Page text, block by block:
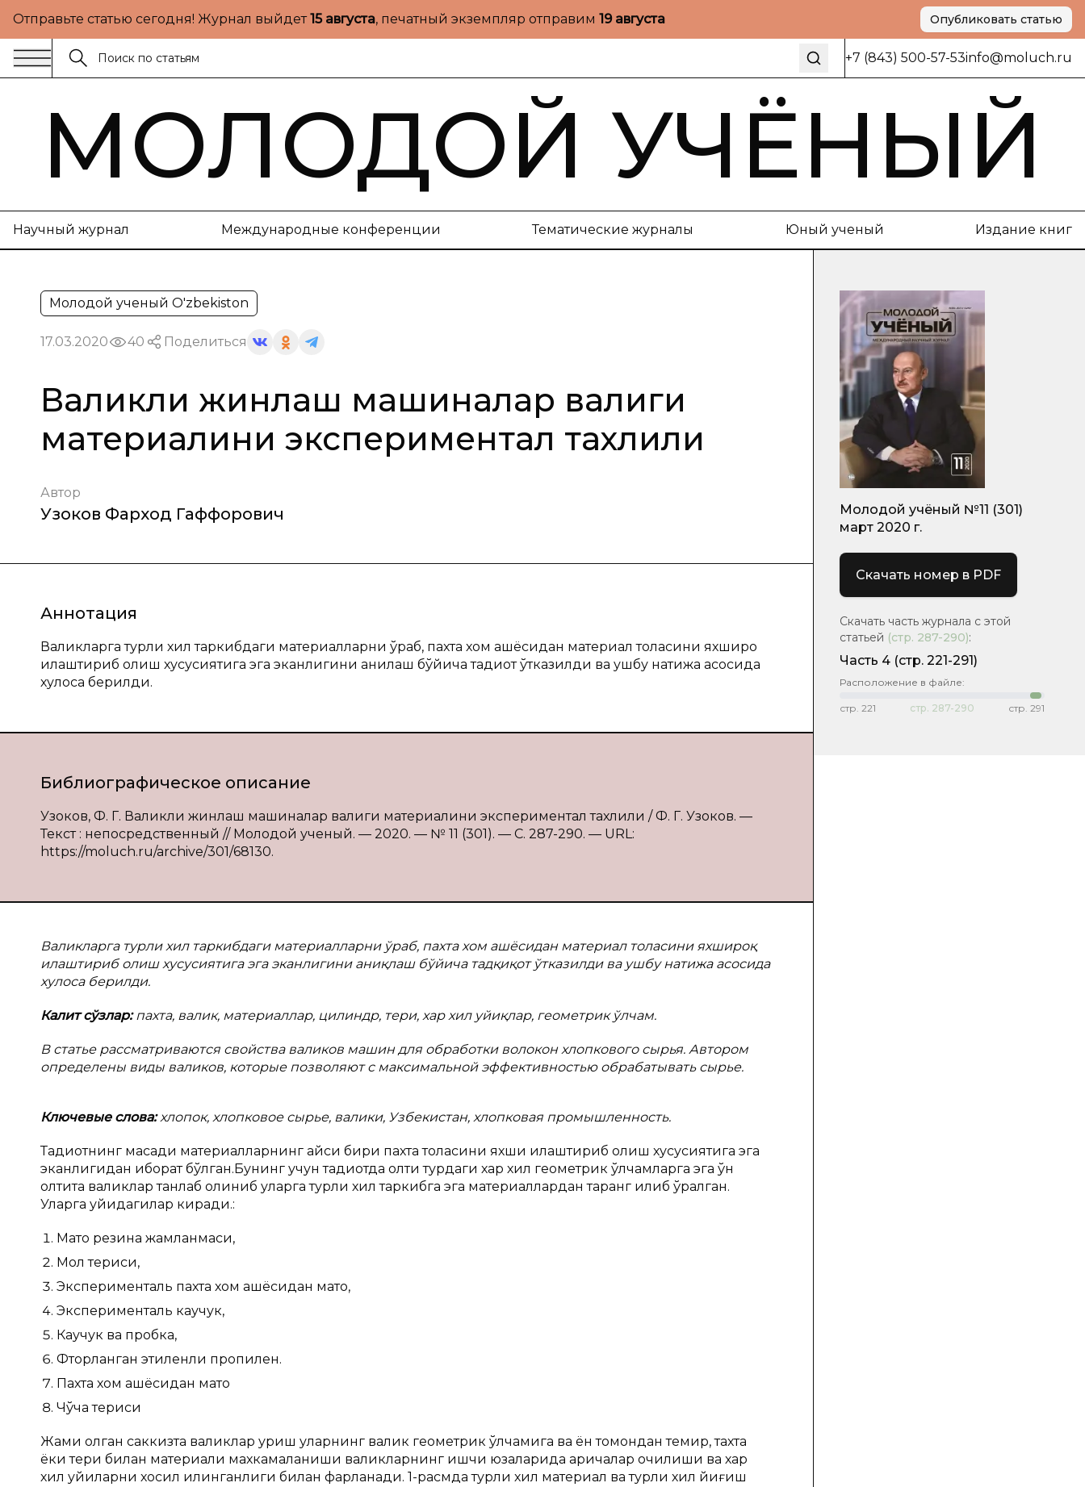
Отправьте статью сегодня! Журнал выйдет15 августа, печатный экземпляр отправим 19 августа Опубликовать статью
+7 (843) 500-57-53info@moluch.ru
МОЛОДОЙ УЧЁНЫЙ
Научный журнал Международные конференции Тематические журналы Юный ученый Издание книг
Молодой ученый O'zbekiston
17.03.2020 40 Поделиться
Валикли жинлаш машиналар валиги
материалини экспериментал тахлили
Автор
Узоков Фарход Гаффорович
Аннотация
Валикларга турли хил таркибдаги материалларни ўраб, пахта хом ашёсидан материал толасини яхшироқ
илаштириб олиш хусусиятига эга эканлигини аниқлаш бўйича тадқиқот ўтказилди ва ушбу натижа асосида
хулоса берилди.
Библиографическое описание
Узоков, Ф. Г. Валикли жинлаш машиналар валиги материалини экспериментал тахлили / Ф. Г. Узоков. —
Текст : непосредственный // Молодой ученый. — 2020. — № 11 (301). — С. 287-290. — URL:
https://moluch.ru/archive/301/68130.
Валикларга турли хил таркибдаги материалларни ўраб, пахта хом ашёсидан материал толасини яхшироқ
илаштириб олиш хусусиятига эга эканлигини аниқлаш бўйича тадқиқот ўтказилди ва ушбу натижа асосида
хулоса берилди.
Калит сўзлар:пахта, валик, материаллар, цилиндр, тери, хар хил уйиқлар, геометрик ўлчам.
В статье рассматриваются свойства валиков машин для обработки волокон хлопкового сырья. Автором
определены виды валиков, которые позволяют с максимальной эффективностью обрабатывать сырье.
Ключевые слова:хлопок, хлопковое сырье, валики, Узбекистан, хлопковая промышленность.
Тадқиқотнинг мақсади материалларнинг қайси бири пахта толасини яхши илаштириб олиш хусусиятига эга
эканлигидан иборат бўлган.Бунинг учун тадқиқотда олти турдаги хар хил геометрик ўлчамларга эга ўн
олтита валиклар танлаб олиниб уларга турли хил таркибга эга материаллардан таранг қилиб ўралган.
Уларга қуйидагилар киради.:
Мато резина жамланмаси,
Мол териси,
Эксперименталь пахта хом ашёсидан мато,
Эксперименталь каучук,
Каучук ва пробка,
Фторланган этиленли пропилен.
Пахта хом ашёсидан мато
Чўчқа териси
Жами қолган саккизта валиклар қуриш уларнинг валик геометрик ўлчамига ва ён томондан темир, тахта
ёки тери билан материали махкамаланиши валикларнинг ишчи юзаларида ариқчалар очилиши ва хар
хил уйиқларни хосил қилинганлиги билан фарқланади. 1-расмда турли хил материал ва турли хил йиғиш
Молодой учёный №11 (301)
март 2020 г.
Скачать номер в PDF
Скачать часть журнала с этой
статьей (стр. 287-290):
Часть 4 (стр. 221-291)
Расположение в файле:
стр. 221 стр. 287-290 стр. 291